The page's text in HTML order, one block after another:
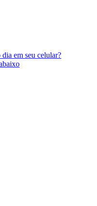
em seu celular?